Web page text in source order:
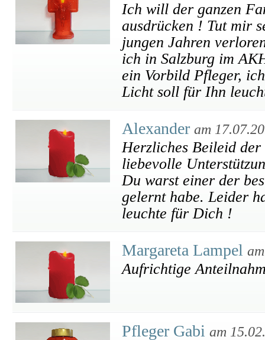
Ich will der ganzen
ausdrücken ! Tut mir
jungen Jahren
ich in Salzburg im
ein Vorbild Pfleger,
Licht soll für Ihn
Alexander am
Herzliches Beileid
liebevolle
Du warst einer der
gelernt habe. Leider
leuchte für Dich !
Margareta Lampel
Aufrichtige
Pfleger Gabi am